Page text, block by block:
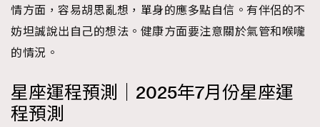
情方面，容易胡思亂想，單身的應多點自信。有伴侶的不
妨坦誠說出自己的想法。健康方面要注意關於氣管和喉嚨
的情況。
星座運程預測｜2025年7月份星座運
程預測